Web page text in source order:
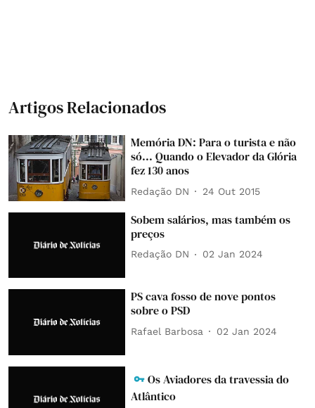
Artigos Relacionados
Memória DN: Para o turista e não
só... Quando o Elevador da Glória
fez 130 anos
Redação DN 24 Out 2015
Sobem salários, mas também os
preços
Redação DN 02 Jan 2024
PS cava fosso de nove pontos
sobre o PSD
Rafael Barbosa 02 Jan 2024
Os Aviadores da travessia do
Atlântico